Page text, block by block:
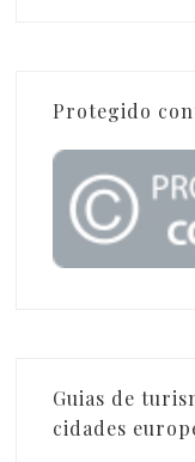
Protegido
Guias de
cidades